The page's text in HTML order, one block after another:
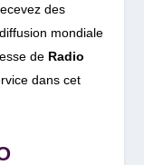
des
mondiale
de Radio
dans cet